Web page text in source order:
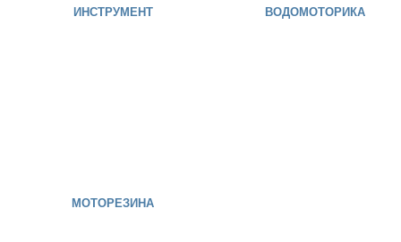
ИНСТРУМЕНТ ВОДОМОТОРИКА
МОТОРЕЗИНА